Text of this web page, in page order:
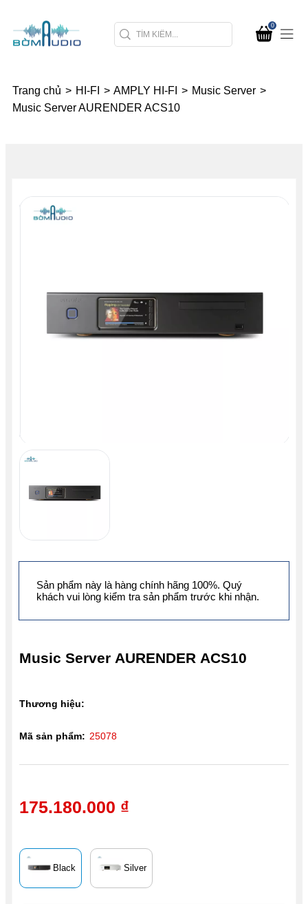
0
Trang chủ > HI-FI > AMPLY HI-FI > Music Server >
Music Server AURENDER ACS10
Music Server AURENDER ACS10
Black Silver
175.180.000 ₫
Thương hiệu:
Mã sản phẩm: 25078
Sản phẩm này là hàng chính hãng 100%. Quý
khách vui lòng kiểm tra sản phẩm trước khi nhận.